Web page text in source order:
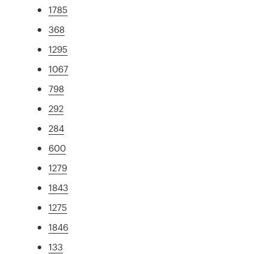
1785
368
1295
1067
798
292
284
600
1279
1843
1275
1846
133